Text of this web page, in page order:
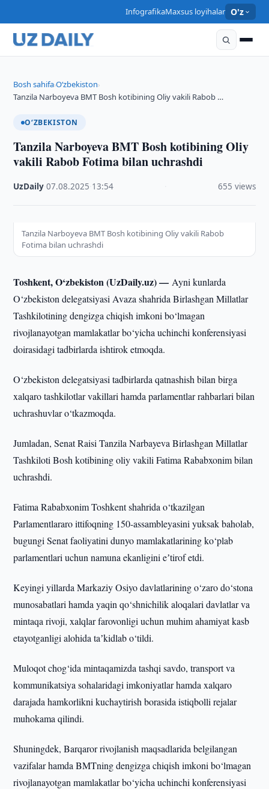
InfografikaMaxsus loyihalar O'z
Bosh sahifa›O‘zbekiston›
Tanzila Narboyeva BMT Bosh kotibining Oliy vakili Rabob …
O‘ZBEKISTON
Tanzila Narboyeva BMT Bosh kotibining Oliy
vakili Rabob Fotima bilan uchrashdi
UzDaily ·07.08.2025 13:54 655 views
Tanzila Narboyeva BMT Bosh kotibining Oliy vakili Rabob
Fotima bilan uchrashdi
Toshkent, O‘zbekiston (UzDaily.uz) —Ayni kunlarda
O‘zbekiston delegatsiyasi Avaza shahrida Birlashgan Millatlar
Tashkilotining dengizga chiqish imkoni bo‘lmagan
rivojlanayotgan mamlakatlar bo‘yicha uchinchi konferensiyasi
doirasidagi tadbirlarda ishtirok etmoqda.
O‘zbekiston delegatsiyasi tadbirlarda qatnashish bilan birga
xalqaro tashkilotlar vakillari hamda parlamentlar rahbarlari bilan
uchrashuvlar o‘tkazmoqda.
Jumladan, Senat Raisi Tanzila Narbayeva Birlashgan Millatlar
Tashkiloti Bosh kotibining oliy vakili Fatima Rababxonim bilan
uchrashdi.
Fatima Rababxonim Toshkent shahrida o‘tkazilgan
Parlamentlararo ittifoqning 150-assambleyasini yuksak baholab,
bugungi Senat faoliyatini dunyo mamlakatlarining ko‘plab
parlamentlari uchun namuna ekanligini eʼtirof etdi.
Keyingi yillarda Markaziy Osiyo davlatlarining o‘zaro do‘stona
munosabatlari hamda yaqin qo‘shnichilik aloqalari davlatlar va
mintaqa rivoji, xalqlar farovonligi uchun muhim ahamiyat kasb
etayotganligi alohida taʼkidlab o‘tildi.
Muloqot chog‘ida mintaqamizda tashqi savdo, transport va
kommunikatsiya sohalaridagi imkoniyatlar hamda xalqaro
darajada hamkorlikni kuchaytirish borasida istiqbolli rejalar
muhokama qilindi.
Shuningdek, Barqaror rivojlanish maqsadlarida belgilangan
vazifalar hamda BMTning dengizga chiqish imkoni bo‘lmagan
rivojlanayotgan mamlakatlar bo‘yicha uchinchi konferensiyasi